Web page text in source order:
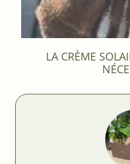
LA CRÈME